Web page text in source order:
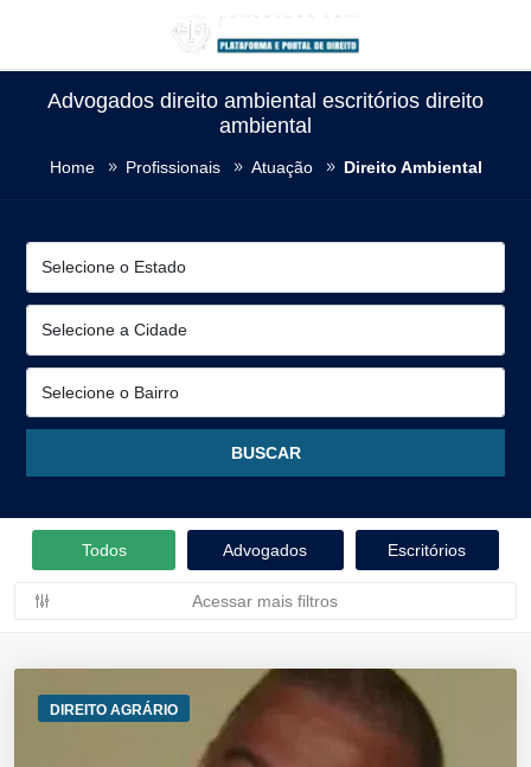
Advogados direito ambiental escritórios direito
ambiental
Home Profissionais Atuação Direito Ambiental
Todos Advogados Escritórios
Acessar mais filtros
DIREITO AGRÁRIO